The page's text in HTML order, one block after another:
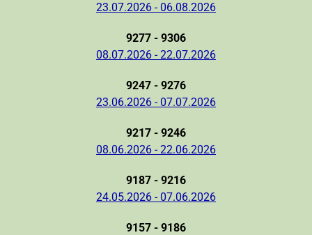
23.07.2026 - 06.08.2026
9277 - 9306
08.07.2026 - 22.07.2026
9247 - 9276
23.06.2026 - 07.07.2026
9217 - 9246
08.06.2026 - 22.06.2026
9187 - 9216
24.05.2026 - 07.06.2026
9157 - 9186